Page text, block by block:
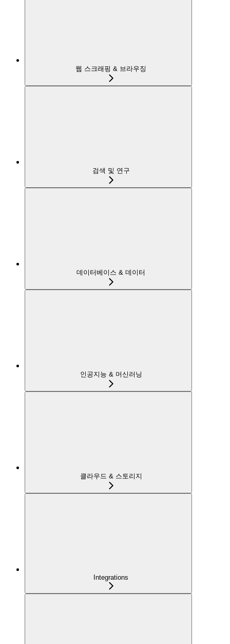
웹 스크래핑 & 브라우징
검색 및 연구
데이터베이스 & 데이터
인공지능 & 머신러닝
클라우드 & 스토리지
Integrations